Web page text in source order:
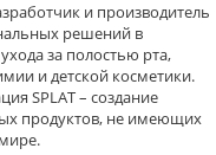
и производитель
решений в
за полостью рта,
и детской косметики.
SPLAT – создание
продуктов, не имеющих